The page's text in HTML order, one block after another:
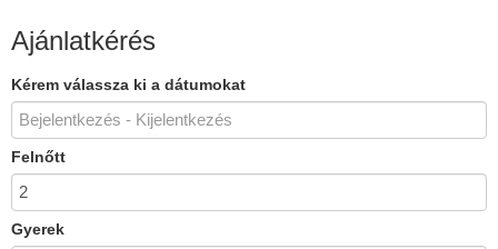
Ajánlatkérés
Kérem válassza ki a dátumokat
Felnőtt
Gyerek